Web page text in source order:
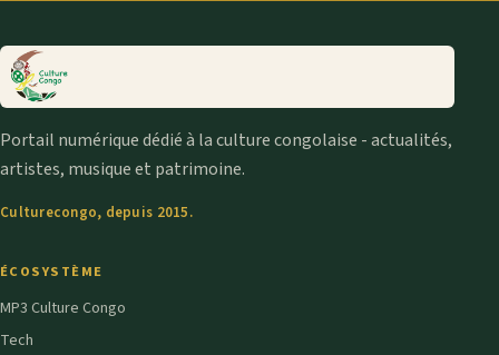
Portail numérique dédié à la culture congolaise - actualités,
artistes, musique et patrimoine.
Culturecongo, depuis 2015.
ÉCOSYSTÈME
MP3 Culture Congo
Tech